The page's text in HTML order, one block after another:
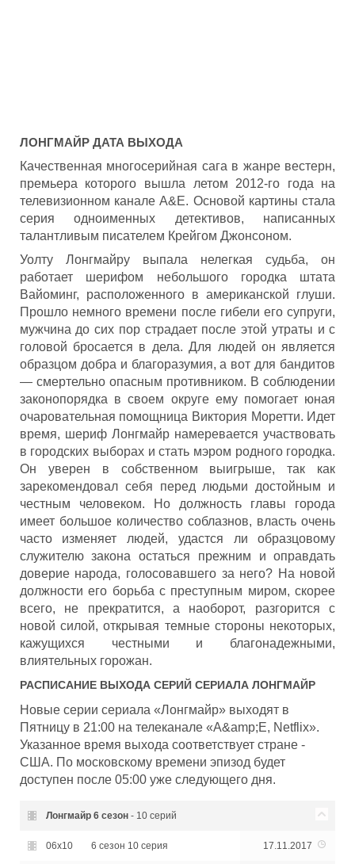
ЛОНГМАЙРДАТА ВЫХОДА
Качественная многосерийная сага в жанре вестерн,
премьера которого вышла летом 2012-го года на
телевизионном канале А&E. Основой картины стала
серия одноименных детективов, написанных
талантливым писателем Крейгом Джонсоном.
Уолту Лонгмайру выпала нелегкая судьба, он
работает шерифом небольшого городка штата
Вайоминг, расположенного в американской глуши.
Прошло немного времени после гибели его супруги,
мужчина до сих пор страдает после этой утраты и с
головой бросается в дела. Для людей он является
образцом добра и благоразумия, а вот для бандитов
— смертельно опасным противником. В соблюдении
законопорядка в своем округе ему помогает юная
очаровательная помощница Виктория Моретти. Идет
время, шериф Лонгмайр намеревается участвовать
в городских выборах и стать мэром родного городка.
Он уверен в собственном выигрыше, так как
зарекомендовал себя перед людьми достойным и
честным человеком. Но должность главы города
имеет большое количество соблазнов, власть очень
часто изменяет людей, удастся ли образцовому
служителю закона остаться прежним и оправдать
доверие народа, голосовавшего за него? На новой
должности его борьба с преступным миром, скорее
всего, не прекратится, а наоборот, разгорится с
новой силой, открывая темные стороны некоторых,
кажущихся честными и благонадежными,
влиятельных горожан.
РАСПИСАНИЕ ВЫХОДА СЕРИЙ СЕРИАЛА ЛОНГМАЙР
Новые серии сериала «Лонгмайр» выходят в
Пятницу в 21:00 на телеканале «A&amp;E, Netflix».
Указанное время выхода соответствует стране -
США. По московскому времени эпизод будет
доступен после 05:00 уже следующего дня.
Лонгмайр 6 сезон- 10 серий
06x10 6 сезон 10 серия 17.11.2017